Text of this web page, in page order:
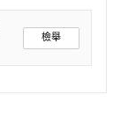
檢舉